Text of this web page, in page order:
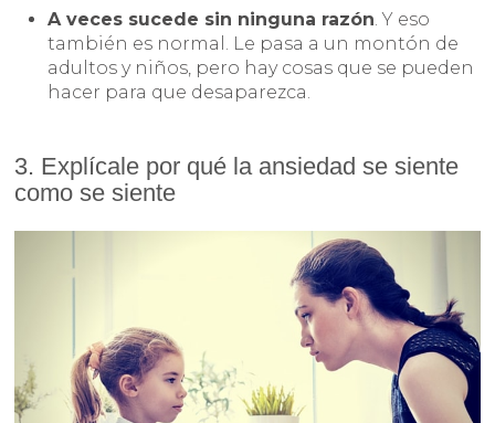
A veces sucede sin ninguna razón. Y eso
también es normal. Le pasa a un montón de
adultos y niños, pero hay cosas que se pueden
hacer para que desaparezca.
3. Explícale por qué la ansiedad se siente
como se siente